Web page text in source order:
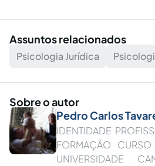
Assuntos relacionados
Psicologia Jurídica
Sobre o autor
Pedro Carlos
IDENTIDADE
FORMAÇÃO
UNIVERSIDADE